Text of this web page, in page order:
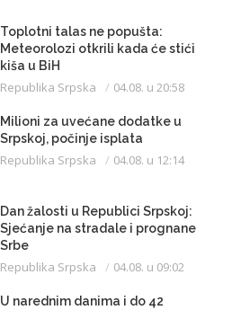
Toplotni talas ne popušta:
Meteorolozi otkrili kada će stići
kiša u BiH
Republika Srpska 04.08. u 20:58
Milioni za uvećane dodatke u
Srpskoj, počinje isplata
Republika Srpska 04.08. u 12:14
Dan žalosti u Republici Srpskoj:
Sjećanje na stradale i prognane
Srbe
Republika Srpska 04.08. u 09:02
U narednim danima i do 42